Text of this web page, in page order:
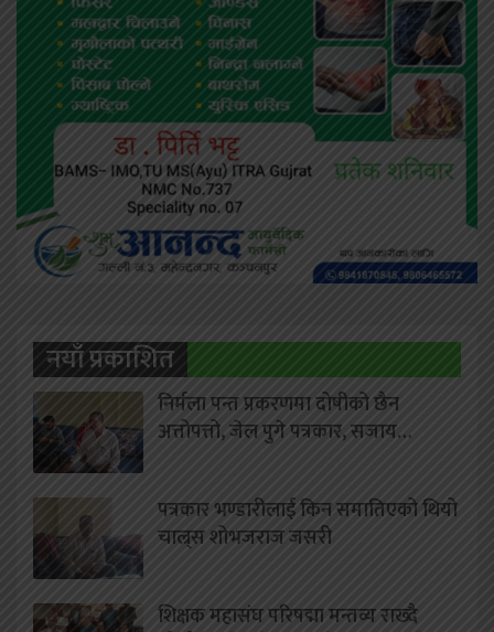
नयाँ प्रकाशित
निर्मला पन्त प्रकरणमा दोषीको छैन
अत्तोपत्तो, जेल पुगे पत्रकार, सजाय…
पत्रकार भण्डारीलाई किन समातिएको थियो
चाल्र्स शोभजराज जसरी
शिक्षक महासंघ परिषद्मा मन्तव्य राख्दै